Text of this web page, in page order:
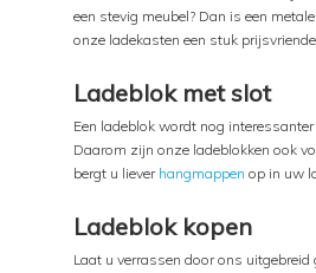
een stevig meubel? Dan is een
onze ladekasten een stuk
Ladeblok met slot
Een ladeblok wordt nog
Daarom zijn onze ladeblokken ook
bergt u liever hangmappen op in uw
Ladeblok kopen
Laat u verrassen door ons